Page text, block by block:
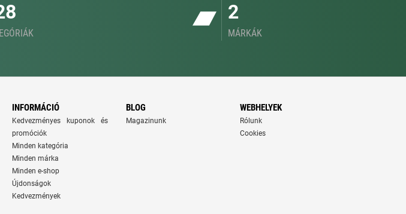
2
MÁRKÁK
INFORMÁCIÓ
Kedvezményes kuponok és
promóciók
Minden kategória
Minden márka
Minden e-shop
Újdonságok
Kedvezmények
BLOG
Magazinunk
WEBHELYEK
Rólunk
Cookies